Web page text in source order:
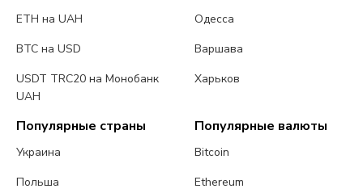
ETH на UAH
BTC на USD
USDT TRC20 на Монобанк
UAH
Одесса
Варшава
Харьков
Популярные страны
Украина
Польша
Популярные валюты
Bitcoin
Ethereum